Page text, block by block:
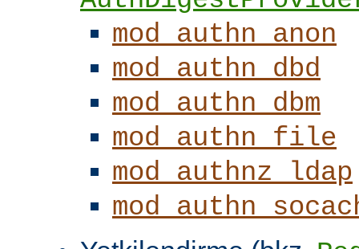
mod_authn_anon
mod_authn_dbd
mod_authn_dbm
mod_authn_file
mod_authnz_ldap